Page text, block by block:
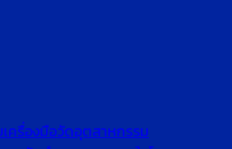
ครื่องมือวัดอุตสาหกรรม